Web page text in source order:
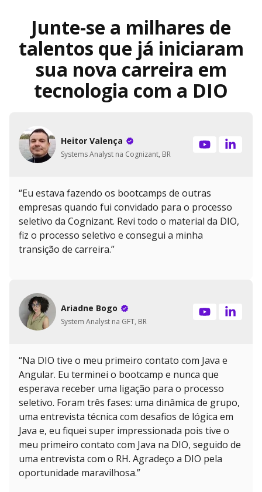
Junte-se a milhares de
talentos que já iniciaram
sua nova carreira em
tecnologia com a DIO
Heitor Valença
Systems Analyst na Cognizant, BR
“Eu estava fazendo os bootcamps de outras
empresas quando fui convidado para o processo
seletivo da Cognizant. Revi todo o material da DIO,
fiz o processo seletivo e consegui a minha
transição de carreira.”
Ariadne Bogo
System Analyst na GFT, BR
“Na DIO tive o meu primeiro contato com Java e
Angular. Eu terminei o bootcamp e nunca que
esperava receber uma ligação para o processo
seletivo. Foram três fases: uma dinâmica de grupo,
uma entrevista técnica com desafios de lógica em
Java e, eu fiquei super impressionada pois tive o
meu primeiro contato com Java na DIO, seguido de
uma entrevista com o RH. Agradeço a DIO pela
oportunidade maravilhosa.”